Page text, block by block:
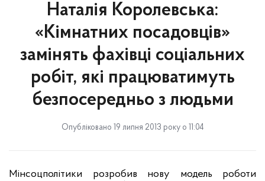
Наталія Королевська:
«Кімнатних посадовців»
замінять фахівці соціальних
робіт, які працюватимуть
безпосередньо з людьми
Опубліковано 19 липня 2013 року о 11:04
Мінсоцполітики розробив нову модель роботи